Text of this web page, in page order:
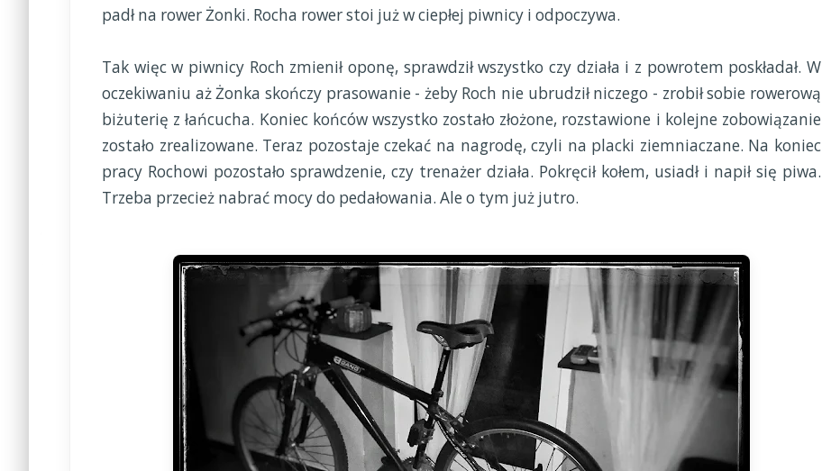
padł na rower Żonki. Rocha rower stoi już w ciepłej piwnicy i odpoczywa.
Tak więc w piwnicy Roch zmienił oponę, sprawdził wszystko czy działa i z powrotem poskładał. W
oczekiwaniu aż Żonka skończy prasowanie - żeby Roch nie ubrudził niczego - zrobił sobie rowerową
biżuterię z łańcucha. Koniec końców wszystko zostało złożone, rozstawione i kolejne zobowiązanie
zostało zrealizowane. Teraz pozostaje czekać na nagrodę, czyli na placki ziemniaczane. Na koniec
pracy Rochowi pozostało sprawdzenie, czy trenażer działa. Pokręcił kołem, usiadł i napił się piwa.
Trzeba przecież nabrać mocy do pedałowania. Ale o tym już jutro.